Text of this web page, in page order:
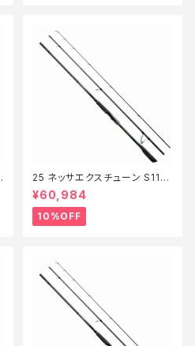
25 ネッサエクスチューン S110
MH+【継続セール_ロッド】【10】
¥60,984
10%OFF